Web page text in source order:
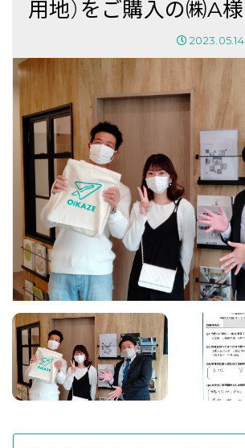
用地）をご購入の㈱A様
2023.05.14